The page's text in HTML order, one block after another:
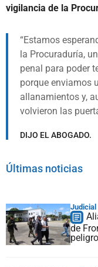
vigilancia de la
Estamos
la Procuraduría,
penal para poder
porque enviamos
allanamientos y,
volvieron las
DIJO EL ABOGADO.
Últimas noticias
Judicial
de